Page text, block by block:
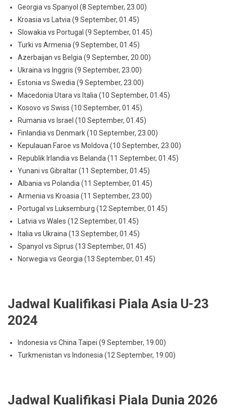
Georgia vs Spanyol (8 September, 23.00)
Kroasia vs Latvia (9 September, 01.45)
Slowakia vs Portugal (9 September, 01.45)
Turki vs Armenia (9 September, 01.45)
Azerbaijan vs Belgia (9 September, 20.00)
Ukraina vs Inggris (9 September, 23.00)
Estonia vs Swedia (9 September, 23.00)
Macedonia Utara vs Italia (10 September, 01.45)
Kosovo vs Swiss (10 September, 01.45)
Rumania vs Israel (10 September, 01.45)
Finlandia vs Denmark (10 September, 23.00)
Kepulauan Faroe vs Moldova (10 September, 23.00)
Republik Irlandia vs Belanda (11 September, 01.45)
Yunani vs Gibraltar (11 September, 01.45)
Albania vs Polandia (11 September, 01.45)
Armenia vs Kroasia (11 September, 23.00)
Portugal vs Luksemburg (12 September, 01.45)
Latvia vs Wales (12 September, 01.45)
Italia vs Ukraina (13 September, 01.45)
Spanyol vs Siprus (13 September, 01.45)
Norwegia vs Georgia (13 September, 01.45)
Jadwal Kualifikasi Piala Asia U-23
2024
Indonesia vs China Taipei (9 September, 19.00)
Turkmenistan vs Indonesia (12 September, 19.00)
Jadwal Kualifikasi Piala Dunia 2026